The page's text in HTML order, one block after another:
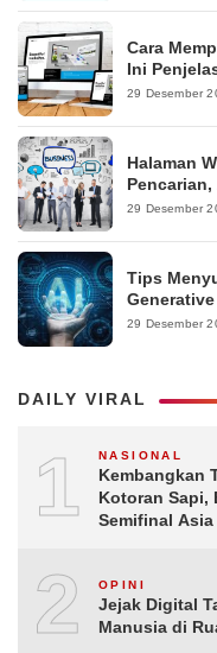
Cara
Ini
29 Desember
Halaman
29 Desember
Tips
Generative
29 Desember
DAILY VIRAL
1 NASIONAL
Kembangkan
Kotoran Sapi,
Semifinal
2 OPINI
Jejak Digital
Manusia di